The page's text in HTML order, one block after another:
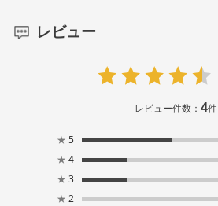
レビュー
レビュー件数：4件
★ 5
★ 4
★ 3
★ 2